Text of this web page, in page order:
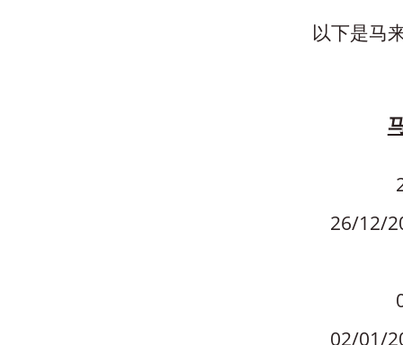
以下是马
26/12/
02/01/